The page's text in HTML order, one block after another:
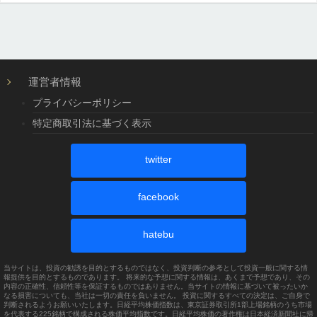
運営者情報
プライバシーポリシー
特定商取引法に基づく表示
twitter
facebook
hatebu
当サイトは、投資の勧誘を目的とするものではなく、投資判断の参考として投資一般に関する情
報提供を目的とするものであります。 将来的な予想に関する情報は、あくまで予想であり、その
内容の正確性、信頼性等を保証するものではありません。当サイトの情報に基づいて被ったいか
なる損害についても、当社は一切の責任を負いません。 投資に関するすべての決定は、ご自身で
判断されるようお願いいたします。日経平均株価指数は、東京証券取引所1部上場銘柄のうち市場
を代表する225銘柄で構成される株価平均指数です。日経平均株価の著作権は日本経済新聞社に帰